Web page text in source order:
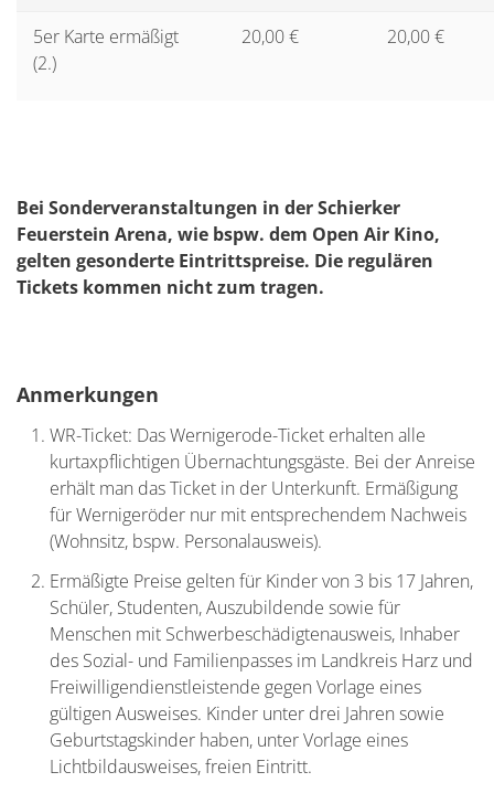
5er Karte ermäßigt
(2.)
20,00 € 20,00 €
Bei Sonderveranstaltungen in der Schierker
Feuerstein Arena, wie bspw. dem Open Air Kino,
gelten gesonderte Eintrittspreise. Die regulären
Tickets kommen nicht zum tragen.
Anmerkungen
WR-Ticket: Das Wernigerode-Ticket erhalten alle
kurtaxpflichtigen Übernachtungsgäste. Bei der Anreise
erhält man das Ticket in der Unterkunft. Ermäßigung
für Wernigeröder nur mit entsprechendem Nachweis
(Wohnsitz, bspw. Personalausweis).
Ermäßigte Preise gelten für Kinder von 3 bis 17 Jahren,
Schüler, Studenten, Auszubildende sowie für
Menschen mit Schwerbeschädigtenausweis, Inhaber
des Sozial- und Familienpasses im Landkreis Harz und
Freiwilligendienstleistende gegen Vorlage eines
gültigen Ausweises. Kinder unter drei Jahren sowie
Geburtstagskinder haben, unter Vorlage eines
Lichtbildausweises, freien Eintritt.